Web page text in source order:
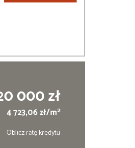
000 zł
4 723,06 zł/m2
Oblicz ratę kredytu